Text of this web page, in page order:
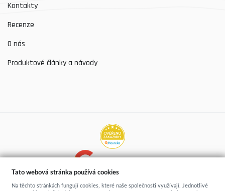
Kontakty
Recenze
O nás
Produktové články a návody
Více než 5200 recenzí
Tato webová stránka používá cookies
Na těchto stránkách fungují cookies, které naše společnosti využívají. Jednotlivé